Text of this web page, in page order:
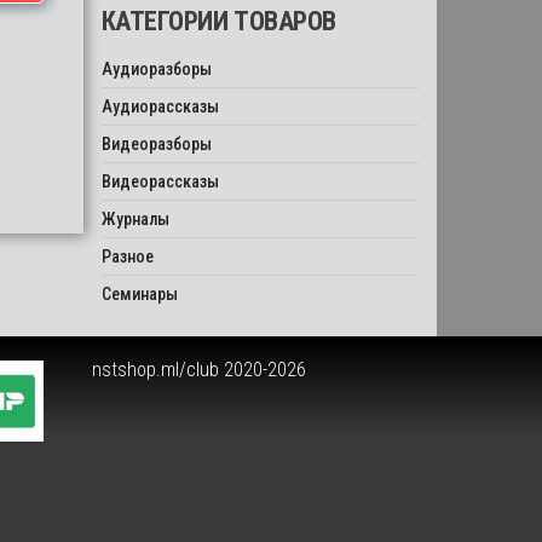
КАТЕГОРИИ ТОВАРОВ
Аудиоразборы
Аудиорассказы
Видеоразборы
Видеорассказы
Журналы
Разное
Семинары
nstshop.ml/club 2020-2026